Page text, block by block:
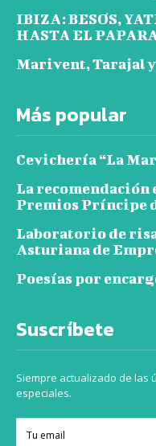
IBIZA: BESOS,
HASTA EL
Marivent, Tarajal y
Más popular
Cevichería “La
La
Premios Príncipe
Laboratorio de
Asturiana de
Poesías por
Suscríbete
Siempre actualizado de las
especiales.